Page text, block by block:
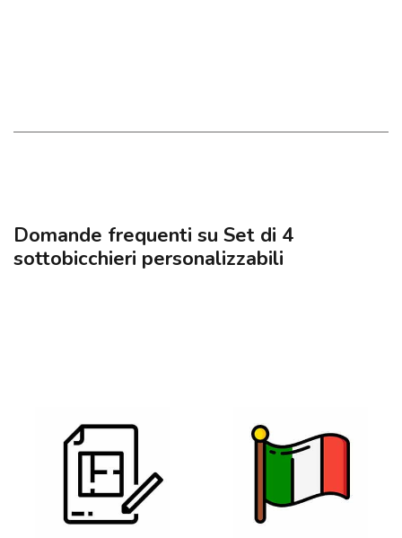
Domande frequenti su Set di 4
sottobicchieri personalizzabili